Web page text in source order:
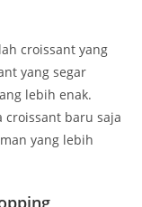
croissant yang
yang segar
lebih enak.
baru saja
yang lebih